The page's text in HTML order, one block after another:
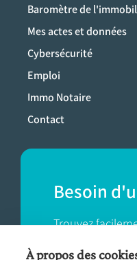
Baromètre de
Mes actes et données
Cybersécurité
Emploi
Immo Notaire
Contact
Besoin
Trouvez
près de chez
À propos des